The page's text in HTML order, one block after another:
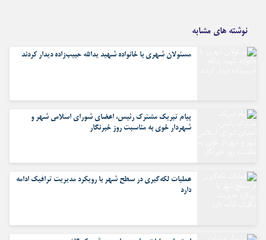
نوشته های مشابه
مسئولان شهری با خانواده شهید یدالله حبیب‌زاده دیدار کردند
پیام تبریک مشترک رئیس، اعضای شورای اسلامی شهر و
شهردار خوی به مناسبت روز خبرنگار
عملیات لکه‌گیری در سطح شهر با رویکرد مدیریت ترافیک ادامه
دارد